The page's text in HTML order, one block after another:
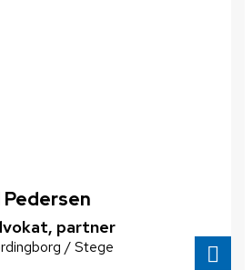
partner
/ Stege